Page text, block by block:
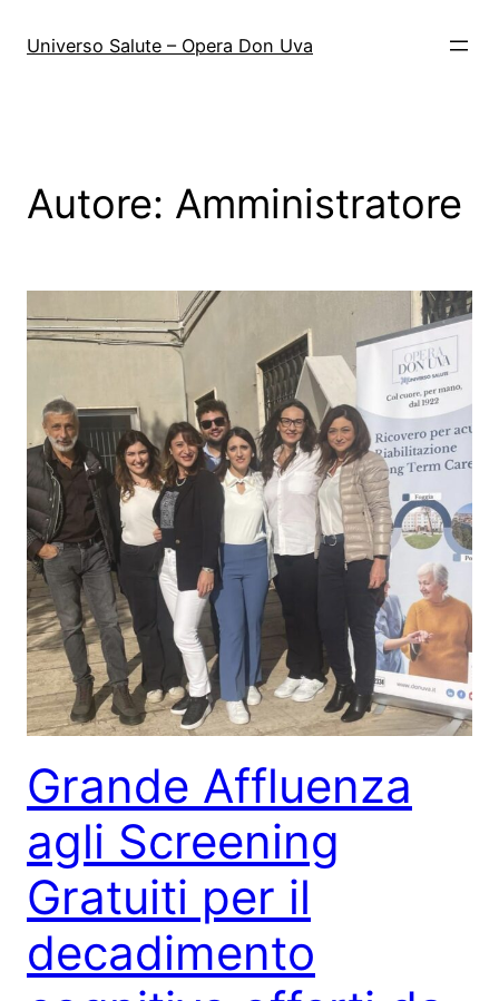
Universo Salute – Opera Don Uva
Autore: Amministratore
Grande Affluenza
agli Screening
Gratuiti per il
decadimento